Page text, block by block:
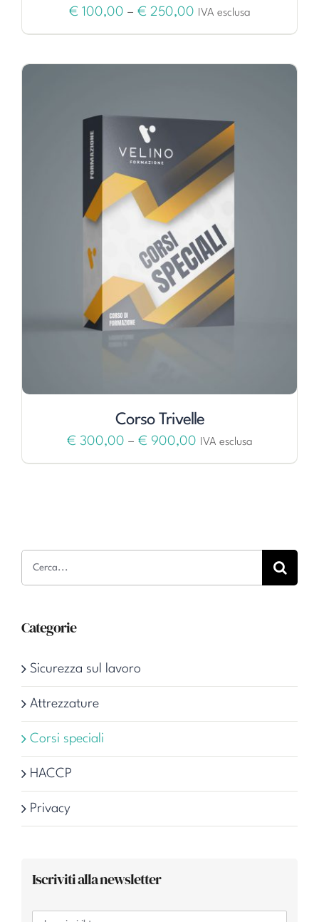
€ 100,00 – € 250,00 IVA esclusa
Corso Trivelle
€ 300,00 – € 900,00 IVA esclusa
Categorie
Sicurezza sul lavoro
Attrezzature
Corsi speciali
HACCP
Privacy
Iscriviti alla newsletter